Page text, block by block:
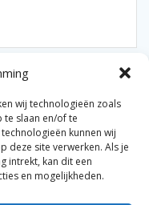
wij technologieën zoals
slaan en/of te
kunnen wij
deze site verwerken. Als je
intrekt, kan dit een
en mogelijkheden.